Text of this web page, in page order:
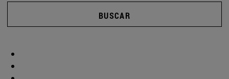
BUSCAR